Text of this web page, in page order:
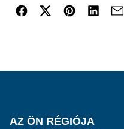
AZ ÖN RÉGIÓJA